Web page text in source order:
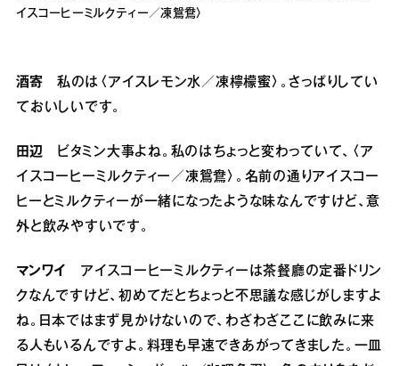
イスコーヒーミルクティー／凍鴛鴦〉
酒寄 私のは〈アイスレモン水／凍檸檬蜜〉。さっぱりしてい
ておいしいです。
田辺 ビタミン大事よね。私のはちょっと変わっていて、〈ア
イスコーヒーミルクティー／凍鴛鴦〉。名前の通りアイスコー
ヒーとミルクティーが一緒になったような味なんですけど、意
外と飲みやすいです。
マンワイ
アイスコーヒーミルクティーは茶餐廳の定番ドリン
クなんですけど、初めてだとちょっと不思議な感じがしますよ
ね。日本ではまず見かけないので、わざわざここに飲みに来
る人もいるんですよ。料理も早速できあがってきました。一皿